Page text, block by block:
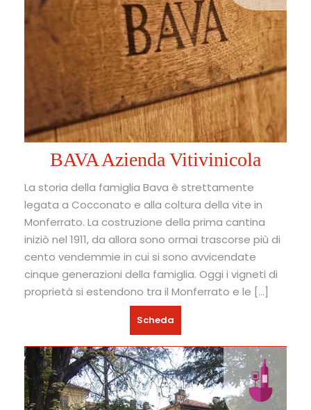
BAVA Azienda Vitivinicola
La storia della famiglia Bava è strettamente
legata a Cocconato e alla coltura della vite in
Monferrato. La costruzione della prima cantina
iniziò nel 1911, da allora sono ormai trascorse più di
cento vendemmie in cui si sono avvicendate
cinque generazioni della famiglia. Oggi i vigneti di
proprietà si estendono tra il Monferrato e le […]
Scheda